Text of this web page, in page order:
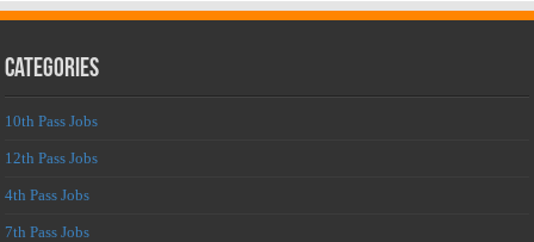
Categories
10th Pass Jobs
12th Pass Jobs
4th Pass Jobs
7th Pass Jobs